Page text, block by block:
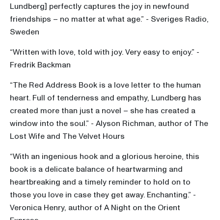
Lundberg] perfectly captures the joy in newfound
friendships – no matter at what age.” - Sveriges Radio,
Sweden
“Written with love, told with joy. Very easy to enjoy.” -
Fredrik Backman
“The Red Address Book is a love letter to the human
heart. Full of tenderness and empathy, Lundberg has
created more than just a novel – she has created a
window into the soul.” - Alyson Richman, author of The
Lost Wife and The Velvet Hours
“With an ingenious hook and a glorious heroine, this
book is a delicate balance of heartwarming and
heartbreaking and a timely reminder to hold on to
those you love in case they get away. Enchanting.” -
Veronica Henry, author of A Night on the Orient